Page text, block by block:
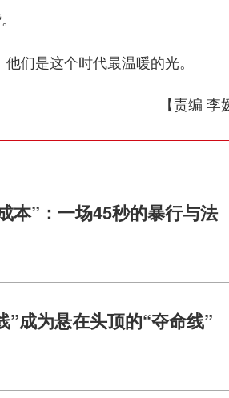
们是这个时代最温暖的光。
【责编 李
本”：一场45秒的暴行与法
”成为悬在头顶的“夺命线”